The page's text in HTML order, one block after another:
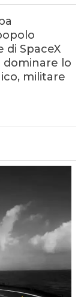
di SpaceX
dominare lo
militare